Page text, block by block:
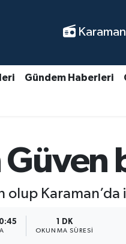
Gündem Haberleri
olup
1 DK
OKUNMA SÜRESI